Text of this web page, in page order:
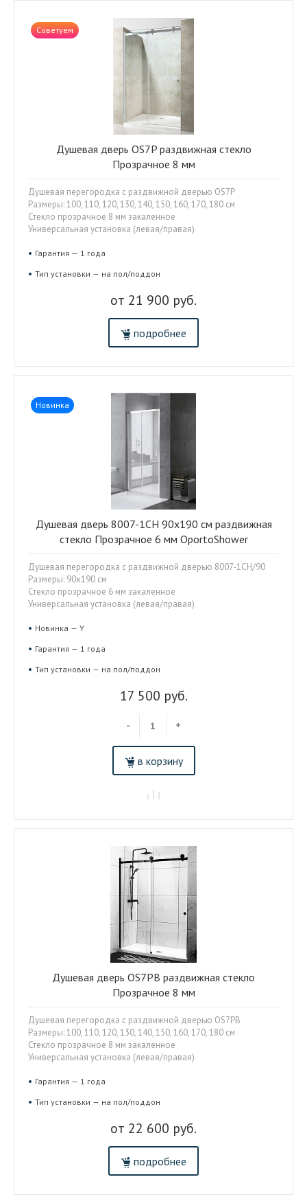
Советуем
от 21 900 руб.
подробнее
Душевая дверь OS7P раздвижная стекло
Прозрачное 8 мм
Душевая перегородка с раздвижной дверью OS7P
Размеры: 100, 110, 120, 130, 140, 150, 160, 170, 180 см
Стекло прозрачное 8 мм закаленное
Универсальная установка (левая/правая)
Гарантия — 1 года
Тип установки — на пол/поддон
Новинка
17 500 руб.
- +
в корзину
Душевая дверь 8007-1CH 90x190 см раздвижная
стекло Прозрачное 6 мм OportoShower
Душевая перегородка с раздвижной дверью 8007-1CH/90
Размеры: 90x190 см
Стекло прозрачное 6 мм закаленное
Универсальная установка (левая/правая)
Новинка — Y
Гарантия — 1 года
Тип установки — на пол/поддон
от 22 600 руб.
подробнее
Душевая дверь OS7PB раздвижная стекло
Прозрачное 8 мм
Душевая перегородка с раздвижной дверью OS7PB
Размеры: 100, 110, 120, 130, 140, 150, 160, 170, 180 см
Стекло прозрачное 8 мм закаленное
Универсальная установка (левая/правая)
Гарантия — 1 года
Тип установки — на пол/поддон